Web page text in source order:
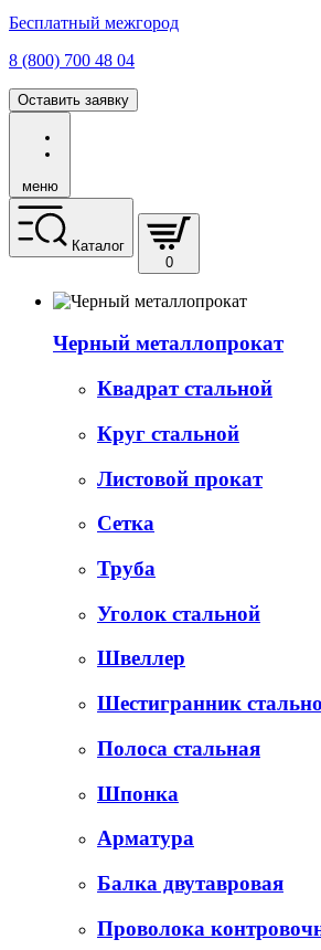
Бесплатный межгород
8 (800) 700 48 04
Оставить заявку
меню
Каталог
0
Черный металлопрокат
Квадрат стальной
Круг стальной
Листовой прокат
Сетка
Труба
Уголок стальной
Швеллер
Шестигранник
Полоса стальная
Шпонка
Арматура
Балка двутавровая
Проволока